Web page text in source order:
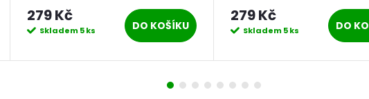
279 Kč
Skladem5 ks DO KOŠÍKU
279 Kč
Skladem5 ks DO